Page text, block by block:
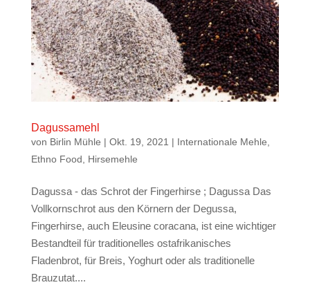
Dagussamehl
von Birlin Mühle | Okt. 19, 2021 | Internationale Mehle
Ethno Food
Hirsemehle
Dagussa - das Schrot der Fingerhirse ; Dagussa Das
Vollkornschrot aus den Körnern der Degussa,
Fingerhirse, auch Eleusine coracana, ist eine wichtiger
Bestandteil für traditionelles ostafrikanisches
Fladenbrot, für Breis, Yoghurt oder als traditionelle
Brauzutat....